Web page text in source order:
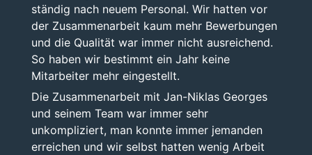
ständig nach neuem Personal. Wir hatten vor
der Zusammenarbeit kaum mehr Bewerbungen
und die Qualität war immer nicht ausreichend.
So haben wir bestimmt ein Jahr keine
Mitarbeiter mehr eingestellt.
Die Zusammenarbeit mit Jan-Niklas Georges
und seinem Team war immer sehr
unkompliziert, man konnte immer jemanden
erreichen und wir selbst hatten wenig Arbeit